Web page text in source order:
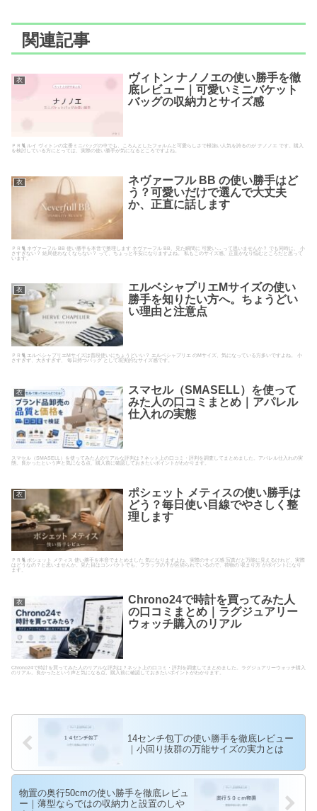
関連記事
衣
ヴィトン ナノノエの使い勝手を徹
底レビュー｜可愛いミニバケット
バッグの収納力とサイズ感
ＰＲ🐈 ルイ ヴィトンの定番ミニバッグの中でも、ころんとしたフォルムと可愛らしさで根強い人気を誇るのが ナノノエ です。購入
を検討している方にとっては、実際の使い勝手が気になるところですよね。
衣
ネヴァーフル BB の使い勝手はど
う？可愛いだけで選んで大丈夫
か、正直に話します
ＰＲ🐈 ネヴァーフル BB 使い勝手を本音で整理します ネヴァーフル BB、見た瞬間に 可愛い… って思いませんか？ でも同時に、 小
さすぎない？ 結局使わなくならない？ って、ちょっと不安になりますよね。 私もこのサイズ感、正直かなり悩むところだと思って
います。
衣
エルベシャプリエMサイズの使い
勝手を知りたい方へ。ちょうどい
い理由と注意点
ＰＲ🐈 エルベシャプリエMサイズは普段使いにちょうどいい？ エルベシャプリエ のMサイズ、気になっている方多いですよね。 小
さすぎず、大きすぎず、 毎日持つバッグ として現実的なサイズ感です。
衣
スマセル（SMASELL）を使って
みた人の口コミまとめ｜アパレル
仕入れの実態
スマセル（SMASELL）を使ってみた人のリアルな評判は？ネット上の口コミ・評判を調査してまとめました。アパレル仕入れの実
態。良かったという声と気になる点、購入前に確認しておきたいポイントがわかります。
衣
ポシェット メティスの使い勝手は
どう？毎日使い目線でやさしく整
理します
ＰＲ🐈 ポシェット メティス 使い勝手を本音でまとめました 気になりますよね、実際のサイズ感 写真だと万能に見えるけれど、実際
はどうなの？と思いませんか。見た目はコンパクトでも、フラップの下が区切られているので、荷物の 収まり方 がポイントになり
ます。
衣
Chrono24で時計を買ってみた人
の口コミまとめ｜ラグジュアリー
ウォッチ購入のリアル
Chrono24で時計を買ってみた人のリアルな評判は？ネット上の口コミ・評判を調査してまとめました。ラグジュアリーウォッチ購入
のリアル。良かったという声と気になる点、購入前に確認しておきたいポイントがわかります。
14センチ包丁の使い勝手を徹底レビュー
｜小回り抜群の万能サイズの実力とは
物置の奥行50cmの使い勝手を徹底レビュ
ー｜薄型ならではの収納力と設置のしや